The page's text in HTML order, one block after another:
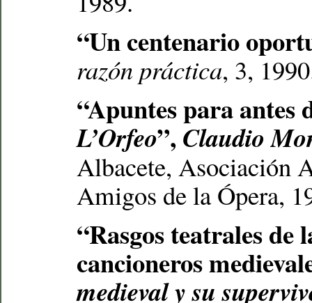
“Un centenario
razón práctica, 3,
“Apuntes para antes
L’Orfeo”,Claudio
Albacete, Asociación
Amigos de la Ópera,
“Rasgos teatrales de
cancioneros
medieval y su